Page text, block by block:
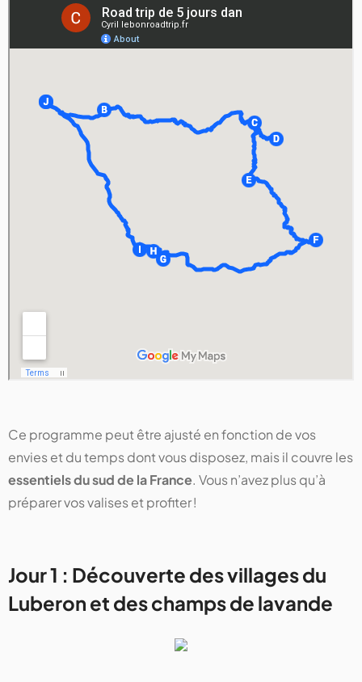
Ce programme peut être ajusté en fonction de vos
envies et du temps dont vous disposez, mais il couvre les
essentiels du sud de la France. Vous n’avez plus qu’à
préparer vos valises et profiter !
Jour 1 : Découverte des villages du
Luberon et des champs de lavande